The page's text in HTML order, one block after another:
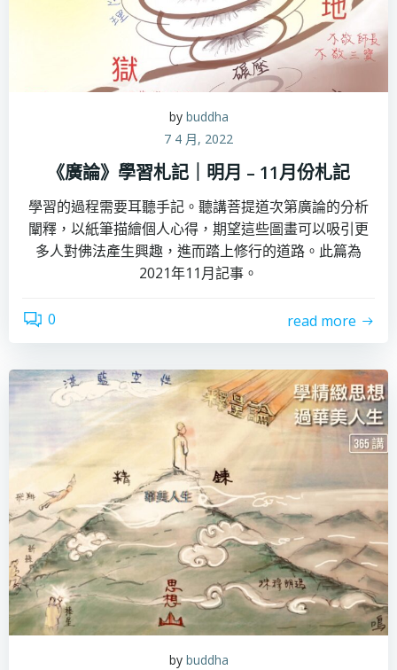
by buddha
7 4 月, 2022
《廣論》學習札記｜明月 – 11月份札記
學習的過程需要耳聽手記。聽講菩提道次第廣論的分析
闡釋，以紙筆描繪個人心得，期望這些圖畫可以吸引更
多人對佛法產生興趣，進而踏上修行的道路。此篇為
2021年11月記事。
0 read more
by buddha